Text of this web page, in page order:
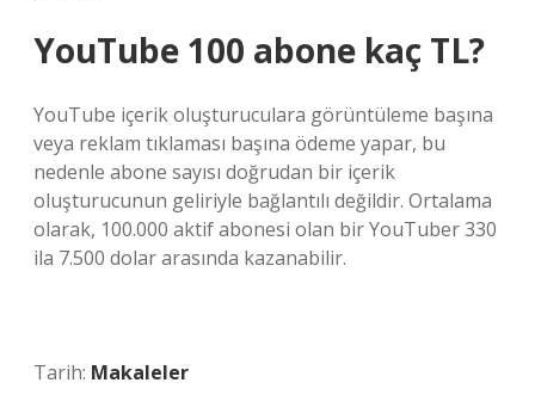
YouTube 100 abone kaç TL?
YouTube içerik oluşturuculara görüntüleme başına
veya reklam tıklaması başına ödeme yapar, bu
nedenle abone sayısı doğrudan bir içerik
oluşturucunun geliriyle bağlantılı değildir. Ortalama
olarak, 100.000 aktif abonesi olan bir YouTuber 330
ila 7.500 dolar arasında kazanabilir.
Tarih: Makaleler